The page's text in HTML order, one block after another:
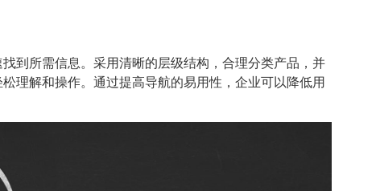
到所需信息。采用清晰的层级结构，合理分类产品，并
理解和操作。通过提高导航的易用性，企业可以降低用